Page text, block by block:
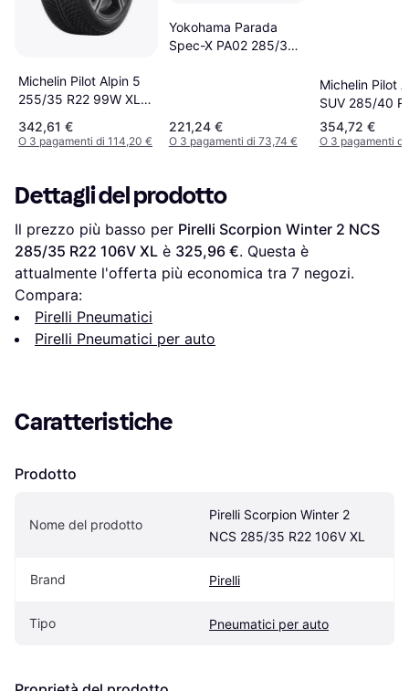
Michelin Pilot Alpin 5
255/35 R22 99W XL
K1, SUV
342,61 €
O 3 pagamenti di 114,20 €
Yokohama Parada
Spec-X PA02 285/35
221,24 €
O 3 pagamenti di 73,74 €
Michelin Pilot
SUV 285/40
XL
354,72 €
O 3 pagamenti
Dettagli del prodotto
Il prezzo più basso per Pirelli Scorpion Winter 2 NCS
285/35 R22 106V XL è 325,96 €. Questa è
attualmente l'offerta più economica tra 7 negozi.
Compara:
Pirelli Pneumatici
Pirelli Pneumatici per auto
Caratteristiche
Prodotto
Nome del prodotto
Pirelli Scorpion Winter 2
NCS 285/35 R22 106V XL
Brand Pirelli
Tipo Pneumatici per auto